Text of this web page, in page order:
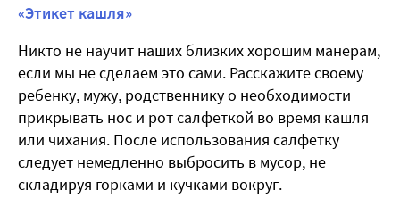
«Этикет кашля»
Никто не научит наших близких хорошим манерам,
если мы не сделаем это сами. Расскажите своему
ребенку, мужу, родственнику о необходимости
прикрывать нос и рот салфеткой во время кашля
или чихания. После использования салфетку
следует немедленно выбросить в мусор, не
складируя горками и кучками вокруг.